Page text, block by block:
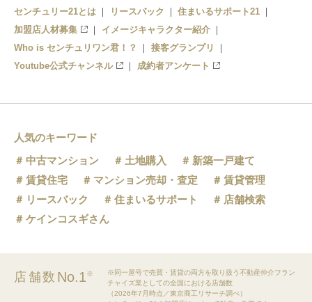
センチュリー21とは
リースバック
住まいるサポート21
加盟店人材募集
イメージキャラクター紹介
Who is センチュリワン君！？
接客グランプリ
Youtube公式チャンネル
成約者アンケート
人気のキーワード
中古マンション
土地購入
新築一戸建て
賃貸住宅
マンション売却・査定
賃貸管理
リースバック
住まいるサポート
店舗検索
ケインコスギさん
店舗数 No.1※
※同一屋号で売買・賃貸の両方を取り扱う不動産仲介フラン
チャイズ業としての全国における店舗数
（2026年7月時点／東京商工リサーチ調べ）